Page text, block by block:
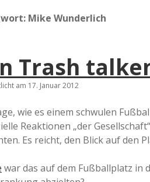
Mike Wunderlich
Trash
am 17. Januar 2012
wie es einem schwulen
Reaktionen „der
Es reicht, den Blick auf den
war das auf dem Fußballplatz in